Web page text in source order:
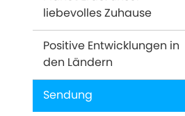
liebevolles Zuhause
Positive Entwicklungen in
den Ländern
Sendung